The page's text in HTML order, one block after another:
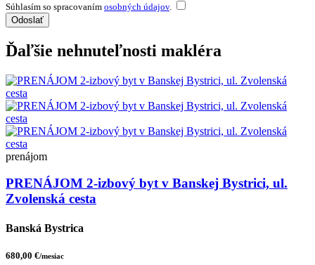
Súhlasím so spracovaním osobných údajov.
Odoslať
Ďaľšie nehnuteľnosti makléra
prenájom
PRENÁJOM 2-izbový byt v Banskej Bystrici, ul.
Zvolenská cesta
Banská Bystrica
680,00 €/mesiac